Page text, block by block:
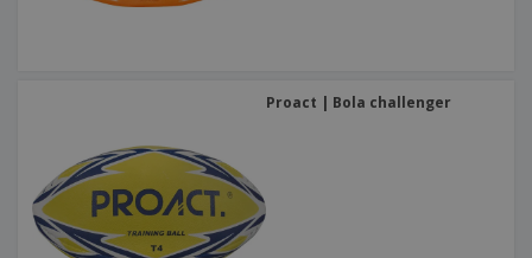
Proact | Bola challenger